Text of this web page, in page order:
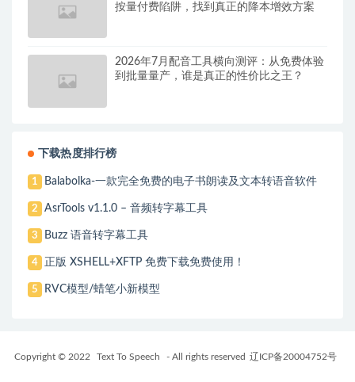
按量付费陷阱，找到真正的降本增效方案
2026年7月配音工具横向测评：从免费体验
到批量量产，谁是真正的性价比之王？
下载热度排行榜
1 Balabolka-一款完全免费的电子书朗读及文本转语音软件
2 AsrTools v1.1.0 – 音频转字幕工具
3 Buzz 语音转字幕工具
4 正版 XSHELL+XFTP 免费下载免费使用！
5 RVC模型/蜡笔小新模型
Copyright © 2022 Text To Speech - All rights reserved 辽ICP备20004752号